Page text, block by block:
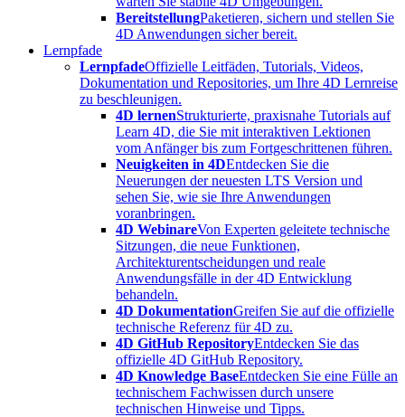
BereitstellungPaketieren, sichern und stellen Sie
4D Anwendungen sicher bereit.
Lernpfade
LernpfadeOffizielle Leitfäden, Tutorials, Videos,
Dokumentation und Repositories, um Ihre 4D Lernreise
zu beschleunigen.
4D lernenStrukturierte, praxisnahe Tutorials auf
Learn 4D, die Sie mit interaktiven Lektionen
vom Anfänger bis zum Fortgeschrittenen führen.
Neuigkeiten in 4DEntdecken Sie die
Neuerungen der neuesten LTS Version und
sehen Sie, wie sie Ihre Anwendungen
voranbringen.
4D WebinareVon Experten geleitete technische
Sitzungen, die neue Funktionen,
Architekturentscheidungen und reale
Anwendungsfälle in der 4D Entwicklung
behandeln.
4D DokumentationGreifen Sie auf die offizielle
technische Referenz für 4D zu.
4D GitHub RepositoryEntdecken Sie das
offizielle 4D GitHub Repository.
4D Knowledge BaseEntdecken Sie eine Fülle an
technischem Fachwissen durch unsere
technischen Hinweise und Tipps.